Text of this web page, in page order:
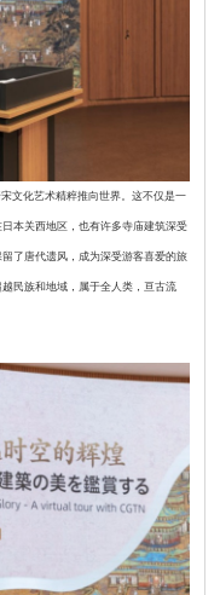
文化艺术精粹推向世界。这不仅是一
本关西地区，也有许多寺庙建筑深受
了唐代遗风，成为深受游客喜爱的旅
民族和地域，属于全人类，亘古流